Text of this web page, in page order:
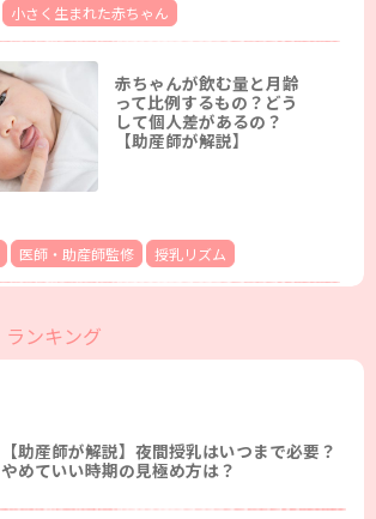
小さく生まれた赤ちゃん
赤ちゃんが飲む量と月齢
って比例するもの？どう
して個人差があるの？
【助産師が解説】
医師・助産師監修 授乳リズム
ランキング
【助産師が解説】夜間授乳はいつまで必要？
やめていい時期の見極め方は？